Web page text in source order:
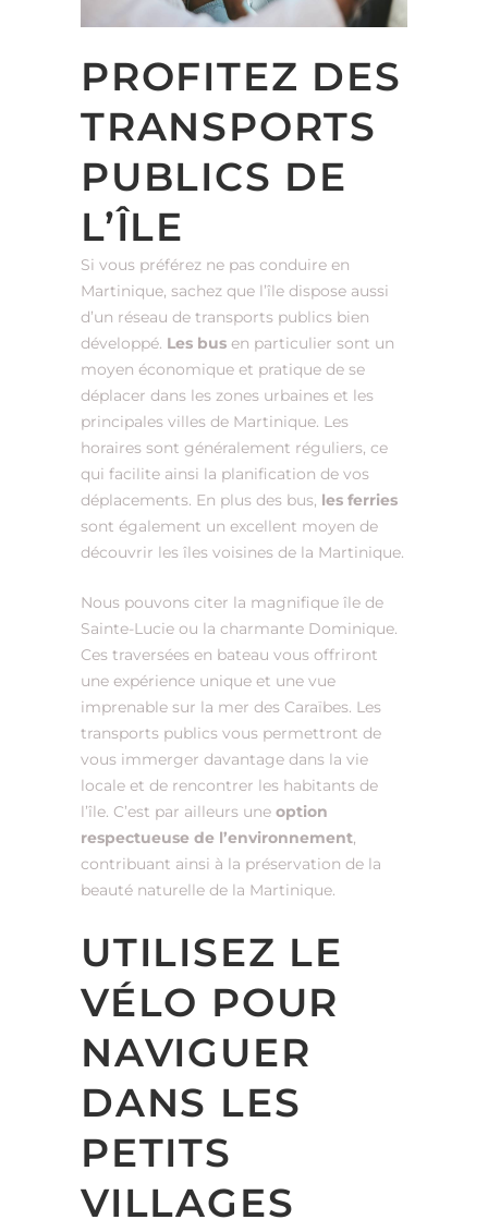
PROFITEZ DES
TRANSPORTS
PUBLICS DE
L’ÎLE
Si vous préférez ne pas conduire en
Martinique, sachez que l’île dispose aussi
d’un réseau de transports publics bien
développé. Les bus en particulier sont un
moyen économique et pratique de se
déplacer dans les zones urbaines et les
principales villes de Martinique. Les
horaires sont généralement réguliers, ce
qui facilite ainsi la planification de vos
déplacements. En plus des bus, les ferries
sont également un excellent moyen de
découvrir les îles voisines de la Martinique.
Nous pouvons citer la magnifique île de
Sainte-Lucie ou la charmante Dominique.
Ces traversées en bateau vous offriront
une expérience unique et une vue
imprenable sur la mer des Caraïbes. Les
transports publics vous permettront de
vous immerger davantage dans la vie
locale et de rencontrer les habitants de
l’île. C’est par ailleurs une option
respectueuse de l’environnement,
contribuant ainsi à la préservation de la
beauté naturelle de la Martinique.
UTILISEZ LE
VÉLO POUR
NAVIGUER
DANS LES
PETITS
VILLAGES